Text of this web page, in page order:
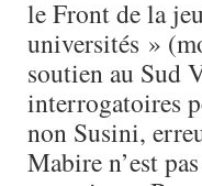
le Front de la
universités »
soutien au Sud
interrogatoires
non Susini,
Mabire n’est